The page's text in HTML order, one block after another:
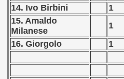
14. Ivo Birbini
1
15. Amaldo
Milanese
1
16. Giorgolo
1
- 2004
- 2005
- 2006